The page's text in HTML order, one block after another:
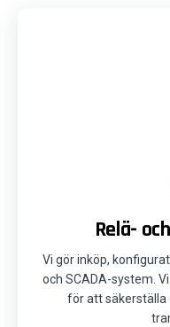
Relä-
Vi gör inköp,
och SCADA-system.
för att säkerställa